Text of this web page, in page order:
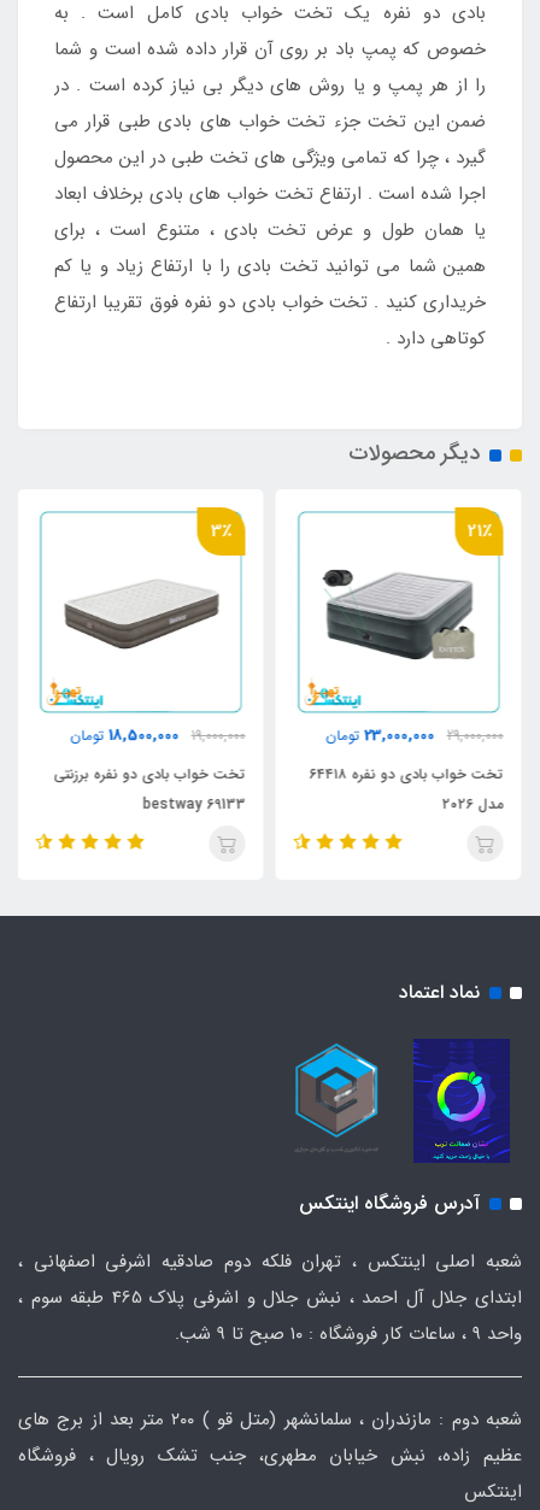
بادی دو نفره یک تخت خواب بادی کامل است . به
خصوص که پمپ باد بر روی آن قرار داده شده است و شما
را از هر پمپ و یا روش های دیگر بی نیاز کرده است . در
ضمن این تخت جزء تخت خواب های بادی طبی قرار می
گیرد ، چرا که تمامی ویژگی های تخت طبی در این محصول
اجرا شده است . ارتفاع تخت خواب های بادی برخلاف ابعاد
یا همان طول و عرض تخت بادی ، متنوع است ، برای
همین شما می توانید تخت بادی را با ارتفاع زیاد و یا کم
خریداری کنید . تخت خواب بادی دو نفره فوق تقریبا ارتفاع
کوتاهی دارد .
دیگر محصولات
21٪
29,000,000
23,000,000 تومان
تخت خواب بادی دو نفره ۶۴۴۱۸
مدل ۲۰۲۶
3٪
19,000,000
18,500,000 تومان
تخت خواب بادی دو نفره برزنتی
bestway 69133
نماد اعتماد
آدرس فروشگاه اینتکس
شعبه اصلی اینتکس ، تهران فلکه دوم صادقیه اشرفی اصفهانی ،
ابتدای جلال آل احمد ، نبش جلال و اشرفی پلاک 465 طبقه سوم ،
واحد ۹ ، ساعات کار فروشگاه : ۱۰ صبح تا ۹ شب.
شعبه دوم : مازندران ، سلمانشهر (متل قو ) ۲۰۰ متر بعد از برج های
عظیم زاده، نبش خیابان مطهری، جنب تشک رویال ، فروشگاه
اینتکس